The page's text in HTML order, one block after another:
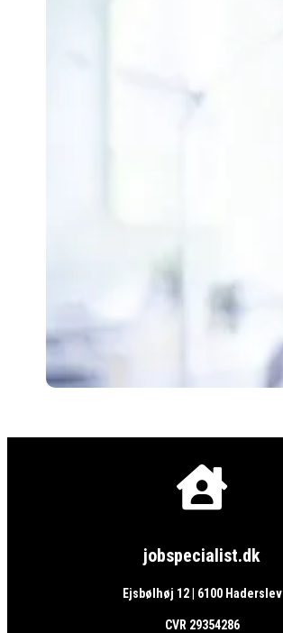

jobspecialist.dk
Ejsbølhøj 12 | 6100 Haderslev
CVR 29354286